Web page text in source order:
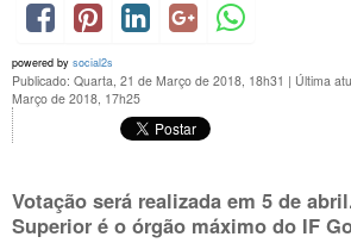
powered by social2s
Publicado: Quarta, 21 de Março de 2018, 18h31 | Última
Março de 2018, 17h25
Votação será realizada em 5 de abril
Superior é o órgão máximo do IF